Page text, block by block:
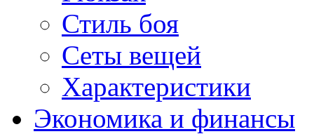
Стиль боя
Сеты вещей
Характеристики
Экономика и финансы